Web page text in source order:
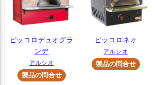
ピッコロデュオグラ
ンデ
アルシオ
ピッコロネオ
アルシオ